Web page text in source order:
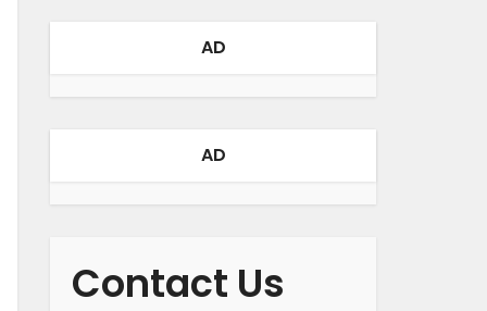
AD
AD
Contact Us